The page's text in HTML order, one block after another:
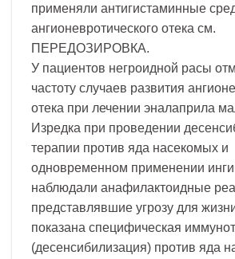
применяли антигистаминные
ангионевротического отека см.
ПЕРЕДОЗИРОВКА.
У пациентов негроидной расы
частоту случаев развития
отека при лечении эналаприла
Изредка при проведении
терапии против яда насекомых и
одновременном применении
наблюдали анафилактоидные
представлявшие угрозу для
показана специфическая
(десенсибилизация) против яда